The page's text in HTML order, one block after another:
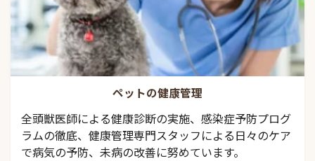
ペットの健康管理
全頭獣医師による健康診断の実施、感染症予防プログ
ラムの徹底、健康管理専門スタッフによる日々のケア
で病気の予防、未病の改善に努めています。